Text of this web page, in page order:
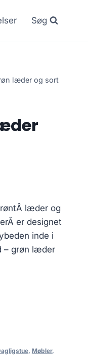
Søg
læder og sort
læder og
er designet
inde i
– grøn læder
, Møbler,